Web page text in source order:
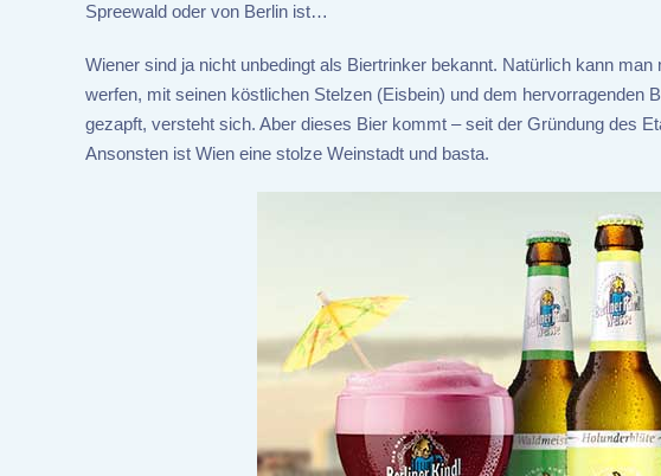
Spreewald oder von Berlin ist…
Wiener sind ja nicht unbedingt als Biertrinker bekannt. Natürlich kann
werfen, mit seinen köstlichen Stelzen (Eisbein) und dem hervorragenden
gezapft, versteht sich. Aber dieses Bier kommt – seit der Gründung des
Ansonsten ist Wien eine stolze Weinstadt und basta.